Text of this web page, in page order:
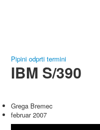
Pipini odprti termini
IBM S/390
Grega Bremec
februar 2007